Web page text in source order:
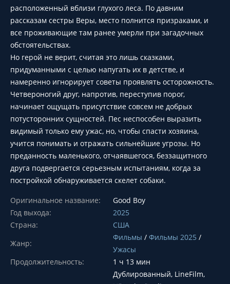
расположенный вблизи глухого леса. По давним
рассказам сестры Веры, место полнится призраками, и
все проживающие там ранее умерли при загадочных
обстоятельствах.
Но герой не верит, считая это лишь сказками,
придуманными с целью напугать их в детстве, и
намеренно игнорирует советы проявлять осторожность.
Четвероногий друг, напротив, переступив порог,
начинает ощущать присутствие совсем не добрых
потусторонних сущностей. Пес неспособен выразить
видимый только ему ужас, но, чтобы спасти хозяина,
учится понимать и отражать сильнейшие угрозы. Но
преданность маленького, отчаявшегося, беззащитного
друга подвергается серьезным испытаниям, когда за
постройкой обнаруживается скелет собаки.
Оригинальное название:
Good Boy
Год выхода:
2025
Страна:
США
Жанр:
Фильмы / Фильмы 2025 /
Ужасы
Продолжительность:
1 ч 13 мин
Дублированный, LineFilm,